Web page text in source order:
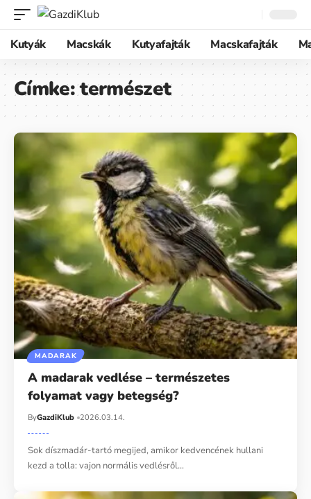
Kutyák Macskák Kutyafajták Macskafajták
Címke:természet
MADARAK
A madarak vedlése – természetes
folyamat vagy betegség?
ByGazdiKlub 2026.03.14.
Sok díszmadár-tartó megijed, amikor kedvencének hullani
kezd a tolla: vajon normális vedlésről…